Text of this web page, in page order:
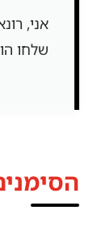
אני,
שלחו